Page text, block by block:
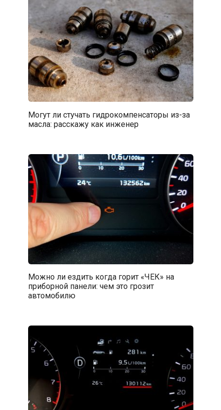
Могут ли стучать гидрокомпенсаторы из-за
масла: расскажу как инженер
Можно ли ездить когда горит «ЧЕК» на
приборной панели: чем это грозит
автомобилю